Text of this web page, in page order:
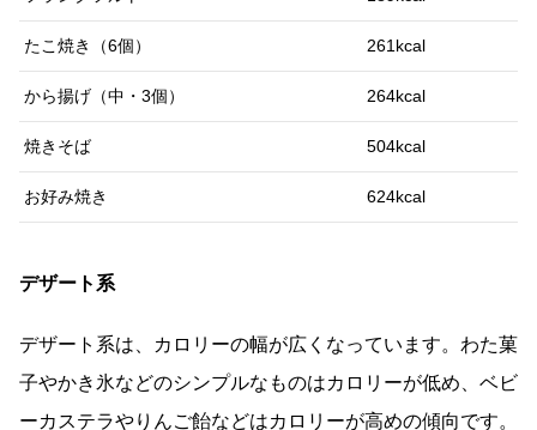
たこ焼き（6個） 261kcal
から揚げ（中・3個） 264kcal
焼きそば 504kcal
お好み焼き 624kcal
デザート系
デザート系は、カロリーの幅が広くなっています。わた菓
子やかき氷などのシンプルなものはカロリーが低め、ベビ
ーカステラやりんご飴などはカロリーが高めの傾向です。